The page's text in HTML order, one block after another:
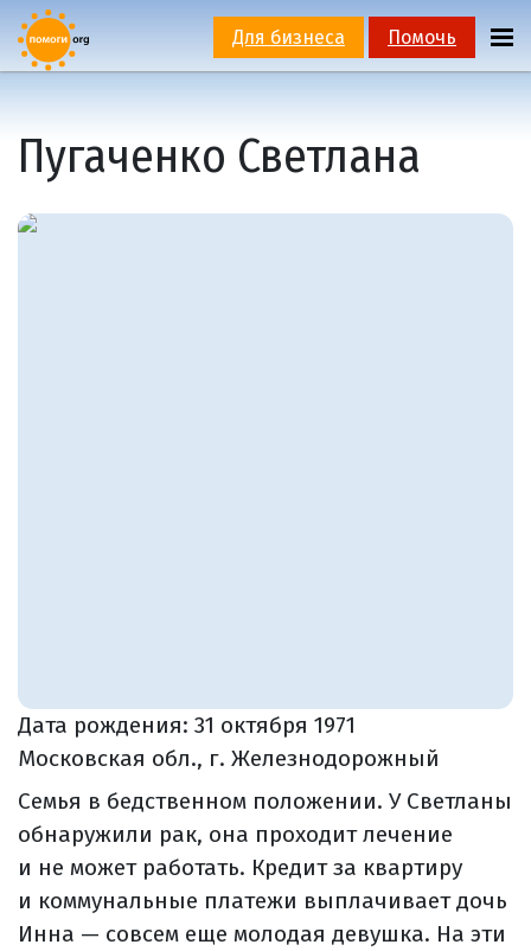
Для бизнеса Помочь
Пугаченко Светлана
Дата рождения: 31 октября 1971
Московская обл., г. Железнодорожный
Семья в бедственном положении. У Светланы
обнаружили рак, она проходит лечение
и не может работать. Кредит за квартиру
и коммунальные платежи выплачивает дочь
Инна — совсем еще молодая девушка. На эти